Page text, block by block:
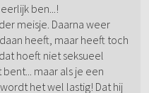
ben...!
meisje. Daarna weer
heeft, maar heeft toch
hoeft niet seksueel
maar als je een
het wel lastig! Dat hij